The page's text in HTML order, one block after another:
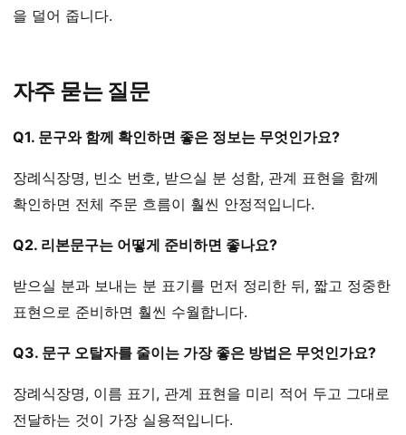
을 덜어 줍니다.
자주 묻는 질문
Q1. 문구와 함께 확인하면 좋은 정보는 무엇인가요?
장례식장명, 빈소 번호, 받으실 분 성함, 관계 표현을 함께
확인하면 전체 주문 흐름이 훨씬 안정적입니다.
Q2. 리본문구는 어떻게 준비하면 좋나요?
받으실 분과 보내는 분 표기를 먼저 정리한 뒤, 짧고 정중한
표현으로 준비하면 훨씬 수월합니다.
Q3. 문구 오탈자를 줄이는 가장 좋은 방법은 무엇인가요?
장례식장명, 이름 표기, 관계 표현을 미리 적어 두고 그대로
전달하는 것이 가장 실용적입니다.